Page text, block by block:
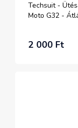
Techsuit -
Moto G32 -
2 000 Ft